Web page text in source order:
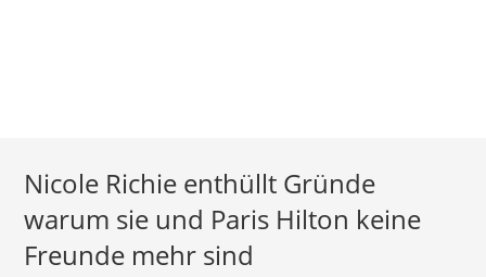
Nicole Richie enthüllt Gründe
warum sie und Paris Hilton keine
Freunde mehr sind